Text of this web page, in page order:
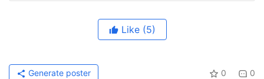
Like (5)
0 0
Generate poster